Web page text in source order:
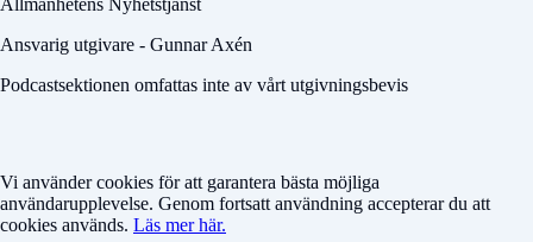
Ansvarig utgivare - Gunnar Axén
Podcastsektionen omfattas inte av vårt utgivningsbevis
Vi använder cookies för att garantera bästa möjliga
användarupplevelse. Genom fortsatt användning accepterar du att
cookies används. Läs mer här.